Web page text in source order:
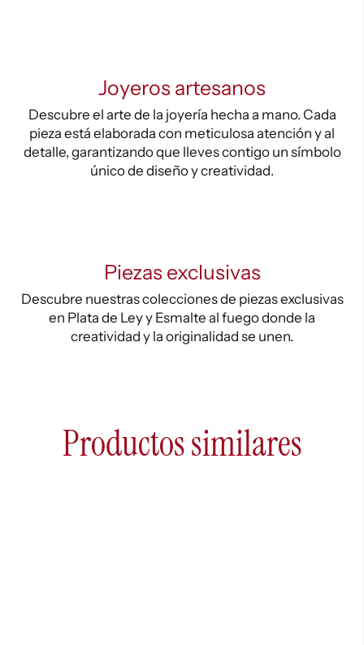
Joyeros artesanos
Descubre el arte de la joyería hecha a mano. Cada
pieza está elaborada con meticulosa atención y al
detalle, garantizando que lleves contigo un símbolo
único de diseño y creatividad.
Piezas exclusivas
Descubre nuestras colecciones de piezas exclusivas
en Plata de Ley y Esmalte al fuego donde la
creatividad y la originalidad se unen.
Productos similares